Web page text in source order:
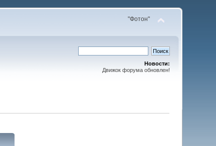
"Фотон"
Новости:
Движок форума обновлен!